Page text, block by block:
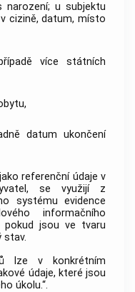
u subjektu
cizině, datum, místo
více státních
datum ukončení
referenční údaje v
se využijí z
systému evidence
informačního
pokud jsou ve tvaru
stav.
lze v konkrétním
údaje, které jsou
úkolu.“.